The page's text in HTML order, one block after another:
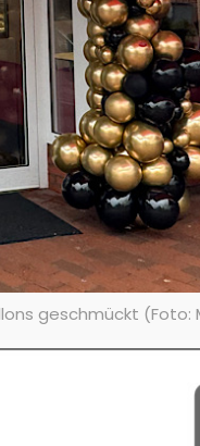
geschmückt (Foto: